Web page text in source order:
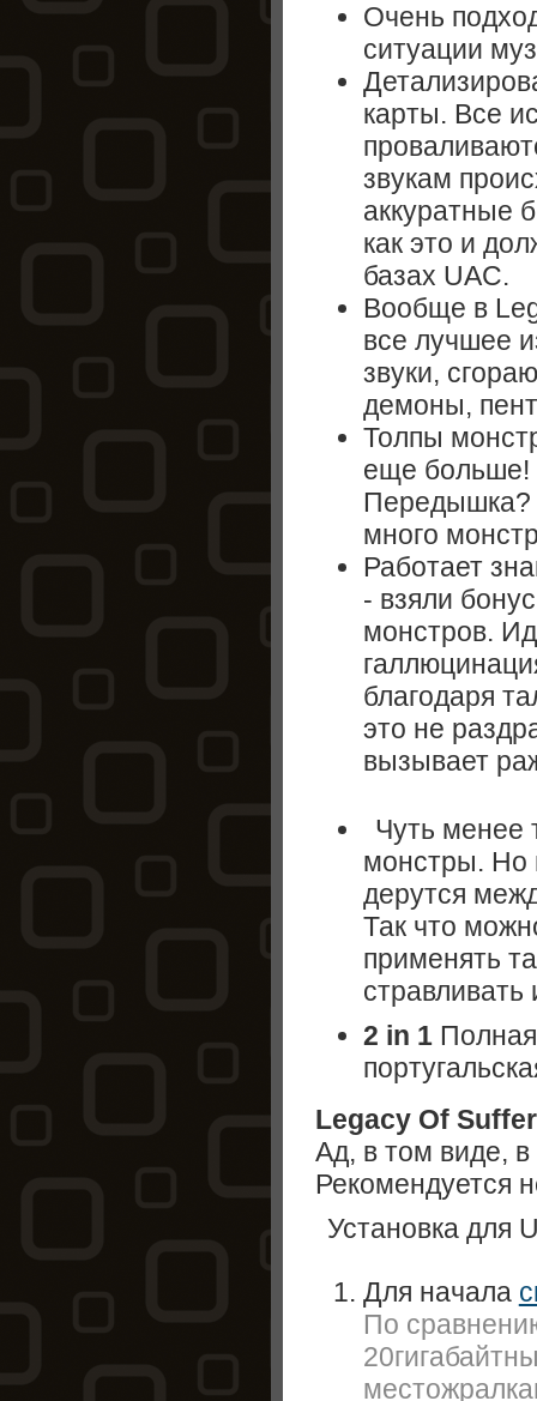
Очень
ситуации
карты. Все
звукам
аккуратные
как это и
базах UAC.
Вообще в
все лучшее
звуки,
демоны,
Толпы
еще больше!
Передышка?
много
Работает
- взяли
монстров.
благодаря
это не
вызывает
Чуть менее
монстры. Но
дерутся
Так что
применять
стравливать
2 in 1Полная
Legacy Of
Ад, в том виде,
Рекомендуется
Установка для
Для начала
По